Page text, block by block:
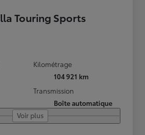
Touring Sports
Kilométrage
104 921 km
Transmission
Boîte automatique
Voir plus